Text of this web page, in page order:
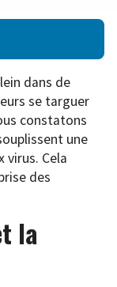
dans de
se targuer
constatons
une
virus. Cela
des
la